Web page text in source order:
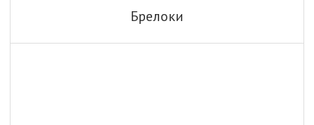
Брелоки